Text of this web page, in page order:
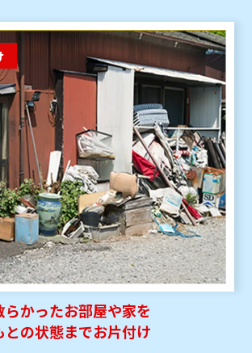
らかったお部屋や家を
との状態までお片付け